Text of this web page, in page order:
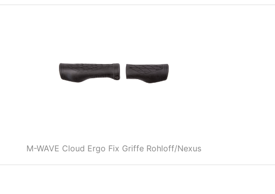
M-WAVE Cloud Ergo Fix Griffe Rohloff/Nexus